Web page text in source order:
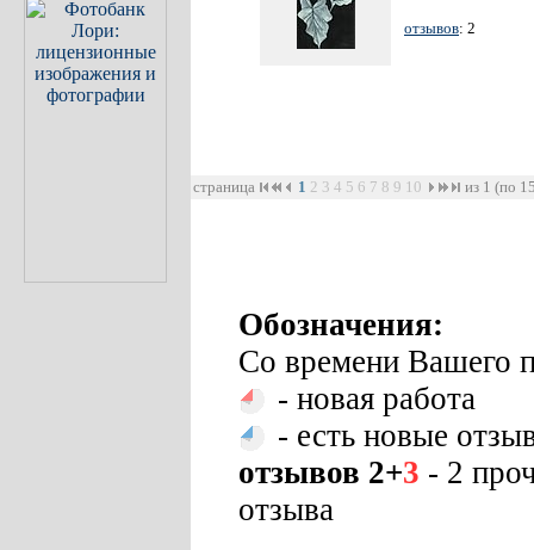
отзывов: 2
страница 1 2 3 4 5 6 7 8 9 10 из 1 (по
Обозначения:
Со времени Вашего
- новая работа
- есть новые
отзывов 2+3 - 2
отзыва